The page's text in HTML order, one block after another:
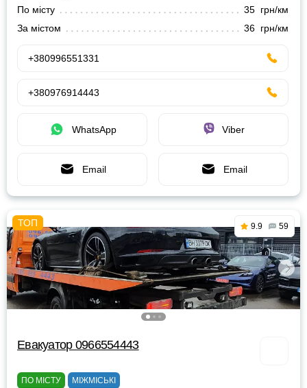
По місту
35 грн/км
За містом
36 грн/км
+380996551331
+380976914443
WhatsApp Viber
Email Email
9.9 59
Евакуатор 0966554443
ПО МІСТУ МІЖМІСЬКІ